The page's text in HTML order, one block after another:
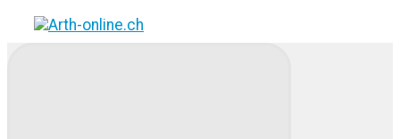
Zum
Hauptinhalt